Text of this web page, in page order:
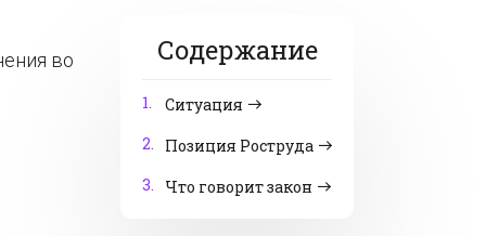
Содержание
1.
Ситуация
2.
Позиция Роструда
3.
Что говорит закон
во